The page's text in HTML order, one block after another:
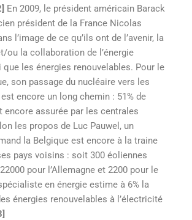
En 2009, le président américain Barack
président de la France Nicolas
l’image de ce qu’ils ont de l’avenir, la
ou la collaboration de l’énergie
que les énergies renouvelables. Pour le
son passage du nucléaire vers les
encore un long chemin : 51% de
encore assurée par les centrales
les propos de Luc Pauwel, un
la Belgique est encore à la traine
pays voisins : soit 300 éoliennes
pour l’Allemagne et 2200 pour le
en énergie estime à 6% la
énergies renouvelables à l’électricité